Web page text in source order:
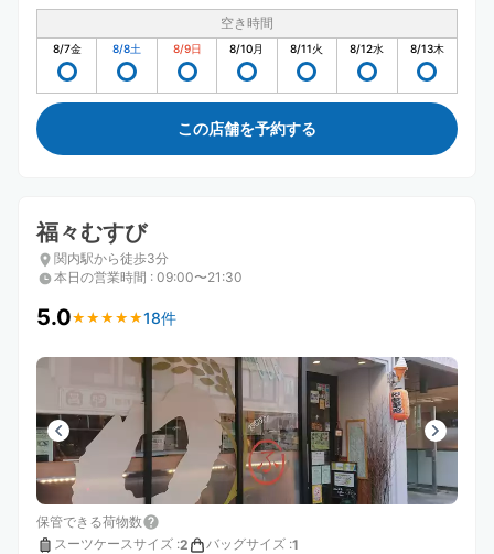
空き時間
8/7金 8/8土 8/9日 8/10月 8/11火 8/12水 8/13木
この店舗を予約する
福々むすび
関内駅から徒歩3分
本日の営業時間 : 09:00〜21:30
5.0★ ★ ★ ★ ★
★ ★ ★ ★ ★18件
保管できる荷物数
スーツケースサイズ :2 バッグサイズ :1